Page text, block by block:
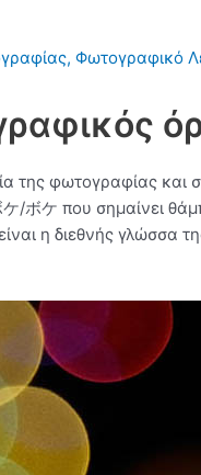
,Φωτογραφικό
της φωτογραφίας και
/ボケ που σημαίνει
η διεθνής